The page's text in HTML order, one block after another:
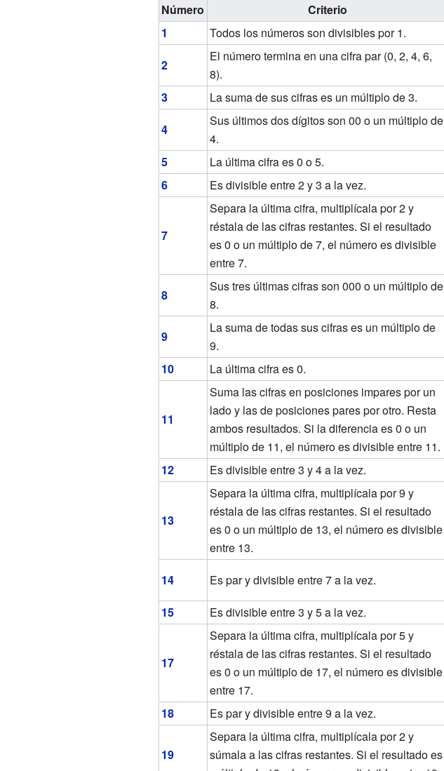
Número
Criterio
1
Todos los números son divisibles por 1.
2
El número termina en una cifra par (0, 2, 4, 6,
8).
3
La suma de sus cifras es un múltiplo de 3.
4
Sus últimos dos dígitos son 00 o un múltiplo de
4.
5
La última cifra es 0 o 5.
6
Es divisible entre 2 y 3 a la vez.
7
Separa la última cifra, multiplícala por 2 y
réstala de las cifras restantes. Si el resultado
es 0 o un múltiplo de 7, el número es divisible
entre 7.
8
Sus tres últimas cifras son 000 o un múltiplo de
8.
9
La suma de todas sus cifras es un múltiplo de
9.
10
La última cifra es 0.
11
Suma las cifras en posiciones impares por un
lado y las de posiciones pares por otro. Resta
ambos resultados. Si la diferencia es 0 o un
múltiplo de 11, el número es divisible entre 11.
12
Es divisible entre 3 y 4 a la vez.
13
Separa la última cifra, multiplícala por 9 y
réstala de las cifras restantes. Si el resultado
es 0 o un múltiplo de 13, el número es divisible
entre 13.
14
Es par y divisible entre 7 a la vez.
15
Es divisible entre 3 y 5 a la vez.
17
Separa la última cifra, multiplícala por 5 y
réstala de las cifras restantes. Si el resultado
es 0 o un múltiplo de 17, el número es divisible
entre 17.
18
Es par y divisible entre 9 a la vez.
19
Separa la última cifra, multiplícala por 2 y
súmala a las cifras restantes. Si el resultado es